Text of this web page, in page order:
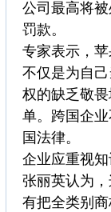
公司最高将
罚款。
专家表示，
不仅是为自
权的缺乏敬
单。跨国企
国法律。
企业应重视
张丽英认为
有把全类别